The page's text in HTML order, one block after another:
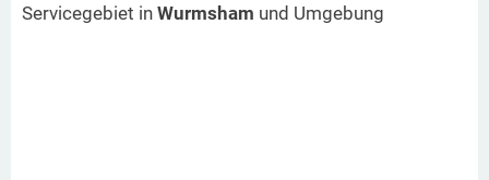
Servicegebiet in Wurmsham und Umgebung